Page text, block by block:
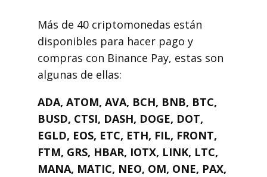
Más de 40 criptomonedas están
disponibles para hacer pago y
compras con Binance Pay, estas son
algunas de ellas:
ADA, ATOM, AVA, BCH, BNB, BTC,
BUSD, CTSI, DASH, DOGE, DOT,
EGLD, EOS, ETC, ETH, FIL, FRONT,
FTM, GRS, HBAR, IOTX, LINK, LTC,
MANA, MATIC, NEO, OM, ONE, PAX,